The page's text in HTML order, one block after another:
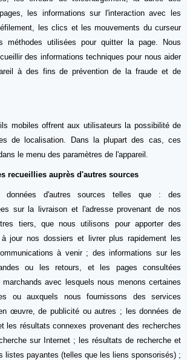
les informations sur l'interaction avec les
les clics et les mouvements du curseur
méthodes utilisées pour quitter la page. Nous
des informations techniques pour nous aider
à des fins de prévention de la fraude et de
mobiles offrent aux utilisateurs la possibilité de
de localisation. Dans la plupart des cas, ces
le menu des paramètres de l'appareil.
recueillies auprès d'autres sources
données d'autres sources telles que : des
sur la livraison et l'adresse provenant de nos
tiers, que nous utilisons pour apporter des
jour nos dossiers et livrer plus rapidement les
à venir ; des informations sur les
ou les retours, et les pages consultées
avec lesquels nous menons certaines
ou auxquels nous fournissons des services
œuvre, de publicité ou autres ; les données de
les résultats connexes provenant des recherches
sur Internet ; les résultats de recherche et
listes payantes (telles que les liens sponsorisés) ;